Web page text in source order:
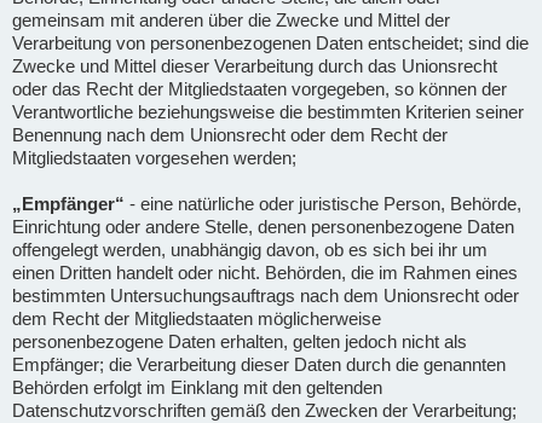
gemeinsam mit anderen über die Zwecke und Mittel der
Verarbeitung von personenbezogenen Daten entscheidet; sind die
Zwecke und Mittel dieser Verarbeitung durch das Unionsrecht
oder das Recht der Mitgliedstaaten vorgegeben, so können der
Verantwortliche beziehungsweise die bestimmten Kriterien seiner
Benennung nach dem Unionsrecht oder dem Recht der
Mitgliedstaaten vorgesehen werden;
„Empfänger“ - eine natürliche oder juristische Person, Behörde,
Einrichtung oder andere Stelle, denen personenbezogene Daten
offengelegt werden, unabhängig davon, ob es sich bei ihr um
einen Dritten handelt oder nicht. Behörden, die im Rahmen eines
bestimmten Untersuchungsauftrags nach dem Unionsrecht oder
dem Recht der Mitgliedstaaten möglicherweise
personenbezogene Daten erhalten, gelten jedoch nicht als
Empfänger; die Verarbeitung dieser Daten durch die genannten
Behörden erfolgt im Einklang mit den geltenden
Datenschutzvorschriften gemäß den Zwecken der Verarbeitung;